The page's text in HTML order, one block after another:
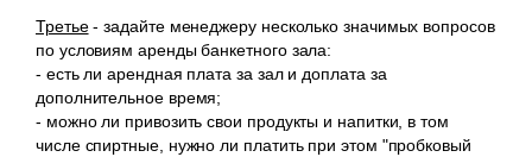
Третье- задайте менеджеру несколько значимых вопросов
по условиям аренды банкетного зала:
- есть ли арендная плата за зал и доплата за
дополнительное время;
- можно ли привозить свои продукты и напитки, в том
числе спиртные, нужно ли платить при этом "пробковый